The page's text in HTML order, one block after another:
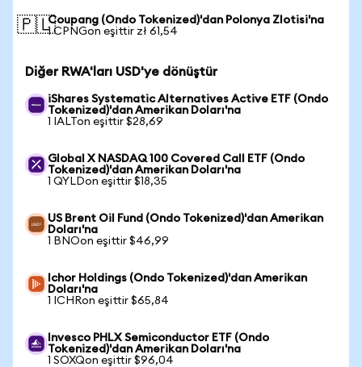
🇵🇱Coupang (Ondo Tokenized)'dan Polonya Zlotisi'na
1 CPNGon eşittir zł 61,54
Diğer RWA'ları USD'ye dönüştür
iShares Systematic Alternatives Active ETF (Ondo
Tokenized)'dan Amerikan Doları'na
1 IALTon eşittir $28,69
Global X NASDAQ 100 Covered Call ETF (Ondo
Tokenized)'dan Amerikan Doları'na
1 QYLDon eşittir $18,35
US Brent Oil Fund (Ondo Tokenized)'dan Amerikan
Doları'na
1 BNOon eşittir $46,99
Ichor Holdings (Ondo Tokenized)'dan Amerikan
Doları'na
1 ICHRon eşittir $65,84
Invesco PHLX Semiconductor ETF (Ondo
Tokenized)'dan Amerikan Doları'na
1 SOXQon eşittir $96,04